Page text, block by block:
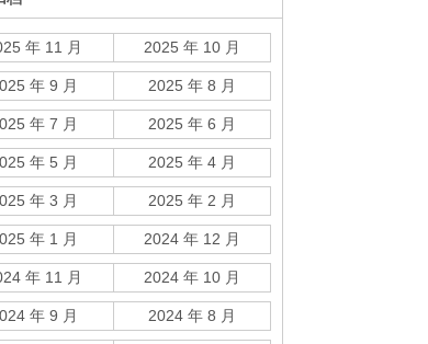
年 11 月 2025 年 10 月
年 9 月 2025 年 8 月
年 7 月 2025 年 6 月
年 5 月 2025 年 4 月
年 3 月 2025 年 2 月
年 1 月 2024 年 12 月
年 11 月 2024 年 10 月
年 9 月 2024 年 8 月